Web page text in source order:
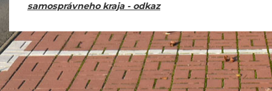
samosprávneho kraja - odkaz